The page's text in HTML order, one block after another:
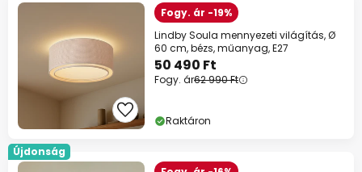
Fogy. ár -19%
Lindby Soula mennyezeti világítás, Ø
60 cm, bézs, műanyag, E27
50 490 Ft
Fogy. ár62 990 Ft
Raktáron
Újdonság